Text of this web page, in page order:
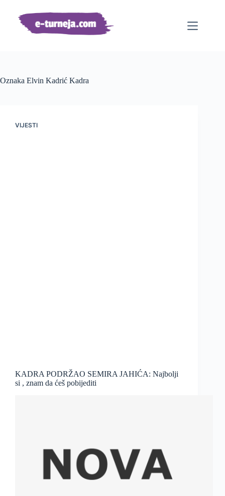
sadržaj
Oznaka Elvin Kadrić Kadra
VIJESTI
KADRA PODRŽAO SEMIRA JAHIĆA: Najbolji
si , znam da ćeš pobijediti